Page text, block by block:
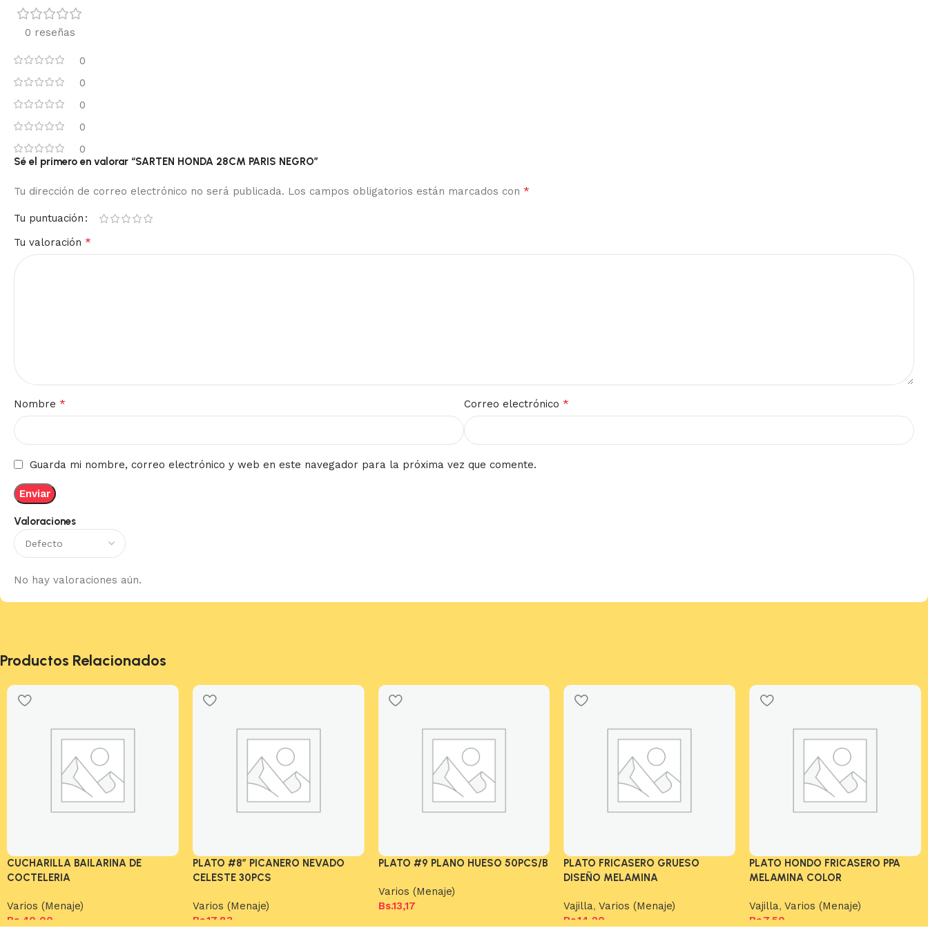
0 reseñas
0
0
0
0
0
Valoraciones
No hay valoraciones aún.
Sé el primero en valorar “SARTEN HONDA 28CM PARIS NEGRO”
Tu dirección de correo electrónico no será publicada. Los campos obligatorios están marcados con *
Tu puntuación
Tu valoración *
Nombre * Correo electrónico *
Guarda mi nombre, correo electrónico y web en este navegador para la próxima vez que comente.
Productos Relacionados
CUCHARILLA BAILARINA DE
COCTELERIA
Varios (Menaje)
Bs. 40,00
PLATO #8″ PICANERO NEVADO
CELESTE 30PCS
Varios (Menaje)
Bs.17,83
PLATO #9 PLANO HUESO 50PCS/B
Varios (Menaje)
Bs.13,17
PLATO FRICASERO GRUESO
DISEÑO MELAMINA
Vajilla,Varios (Menaje)
Bs.14,20
PLATO HONDO FRICASERO PPA
MELAMINA COLOR
Vajilla,Varios (Menaje)
Bs.7,50